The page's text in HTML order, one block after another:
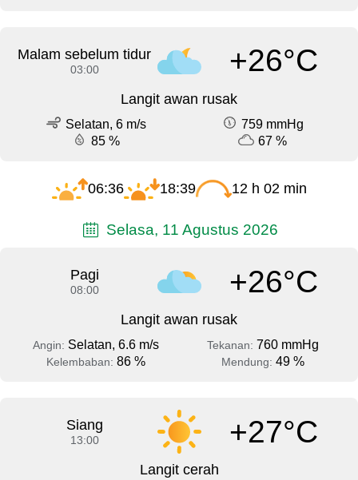
Malam sebelum tidur
03:00 +26°C
Langit awan rusak
Selatan, 6 m/s
759 mmHg
85 %
67 %
06:36 18:39 12 h 02 min
Selasa, 11 Agustus 2026
Pagi
08:00 +26°C
Langit awan rusak
Angin: Selatan, 6.6 m/s Tekanan: 760 mmHg
Kelembaban: 86 % Mendung: 49 %
Siang
13:00 +27°C
Langit cerah